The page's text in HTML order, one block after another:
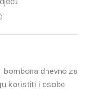
dnevno za
koristiti i osobe